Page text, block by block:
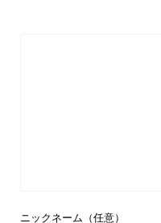
ニックネーム（任意）